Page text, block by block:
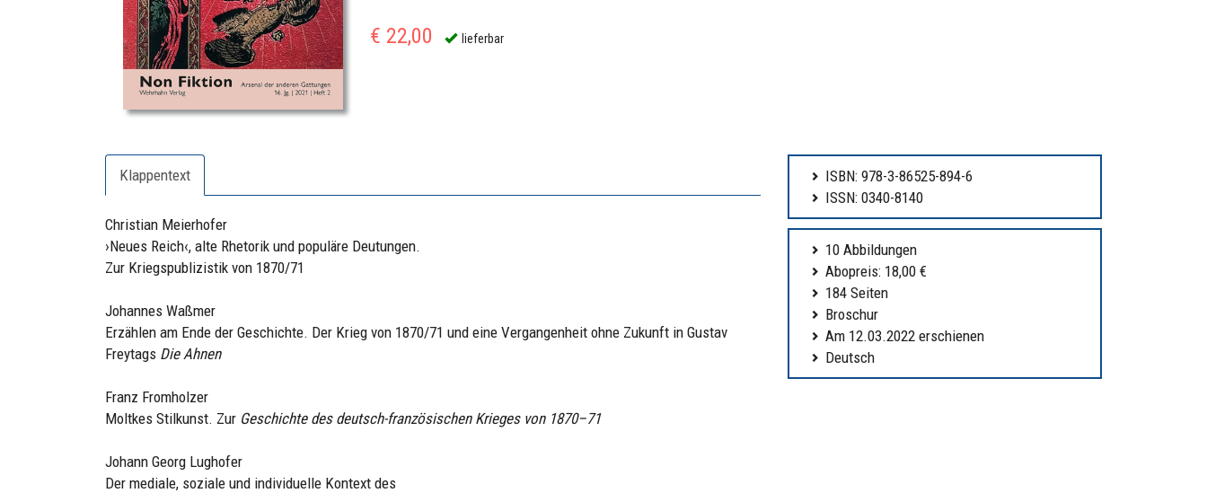
€ 22,00 lieferbar
Klappentext
Christian Meierhofer
›Neues Reich‹, alte Rhetorik und populäre Deutungen.
Zur Kriegspublizistik von 1870/71
Johannes Waßmer
Erzählen am Ende der Geschichte. Der Krieg von 1870/71 und eine Vergangenheit ohne Zukunft in Gustav
Freytags Die Ahnen
Franz Fromholzer
Moltkes Stilkunst. Zur Geschichte des deutsch-französischen Krieges von 1870–71
Johann Georg Lughofer
Der mediale, soziale und individuelle Kontext des
ISBN: 978-3-86525-894-6
ISSN: 0340-8140
10 Abbildungen
Abopreis: 18,00 €
184 Seiten
Broschur
Am 12.03.2022 erschienen
Deutsch